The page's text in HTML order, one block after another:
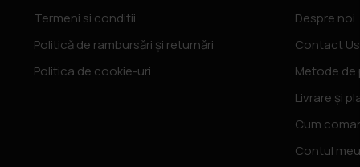
Termeni si conditii
Politică de rambursări și returnări
Politica de cookie-uri
Despre noi
Contact Us
Metode
Livrare și
Cum
Contul meu